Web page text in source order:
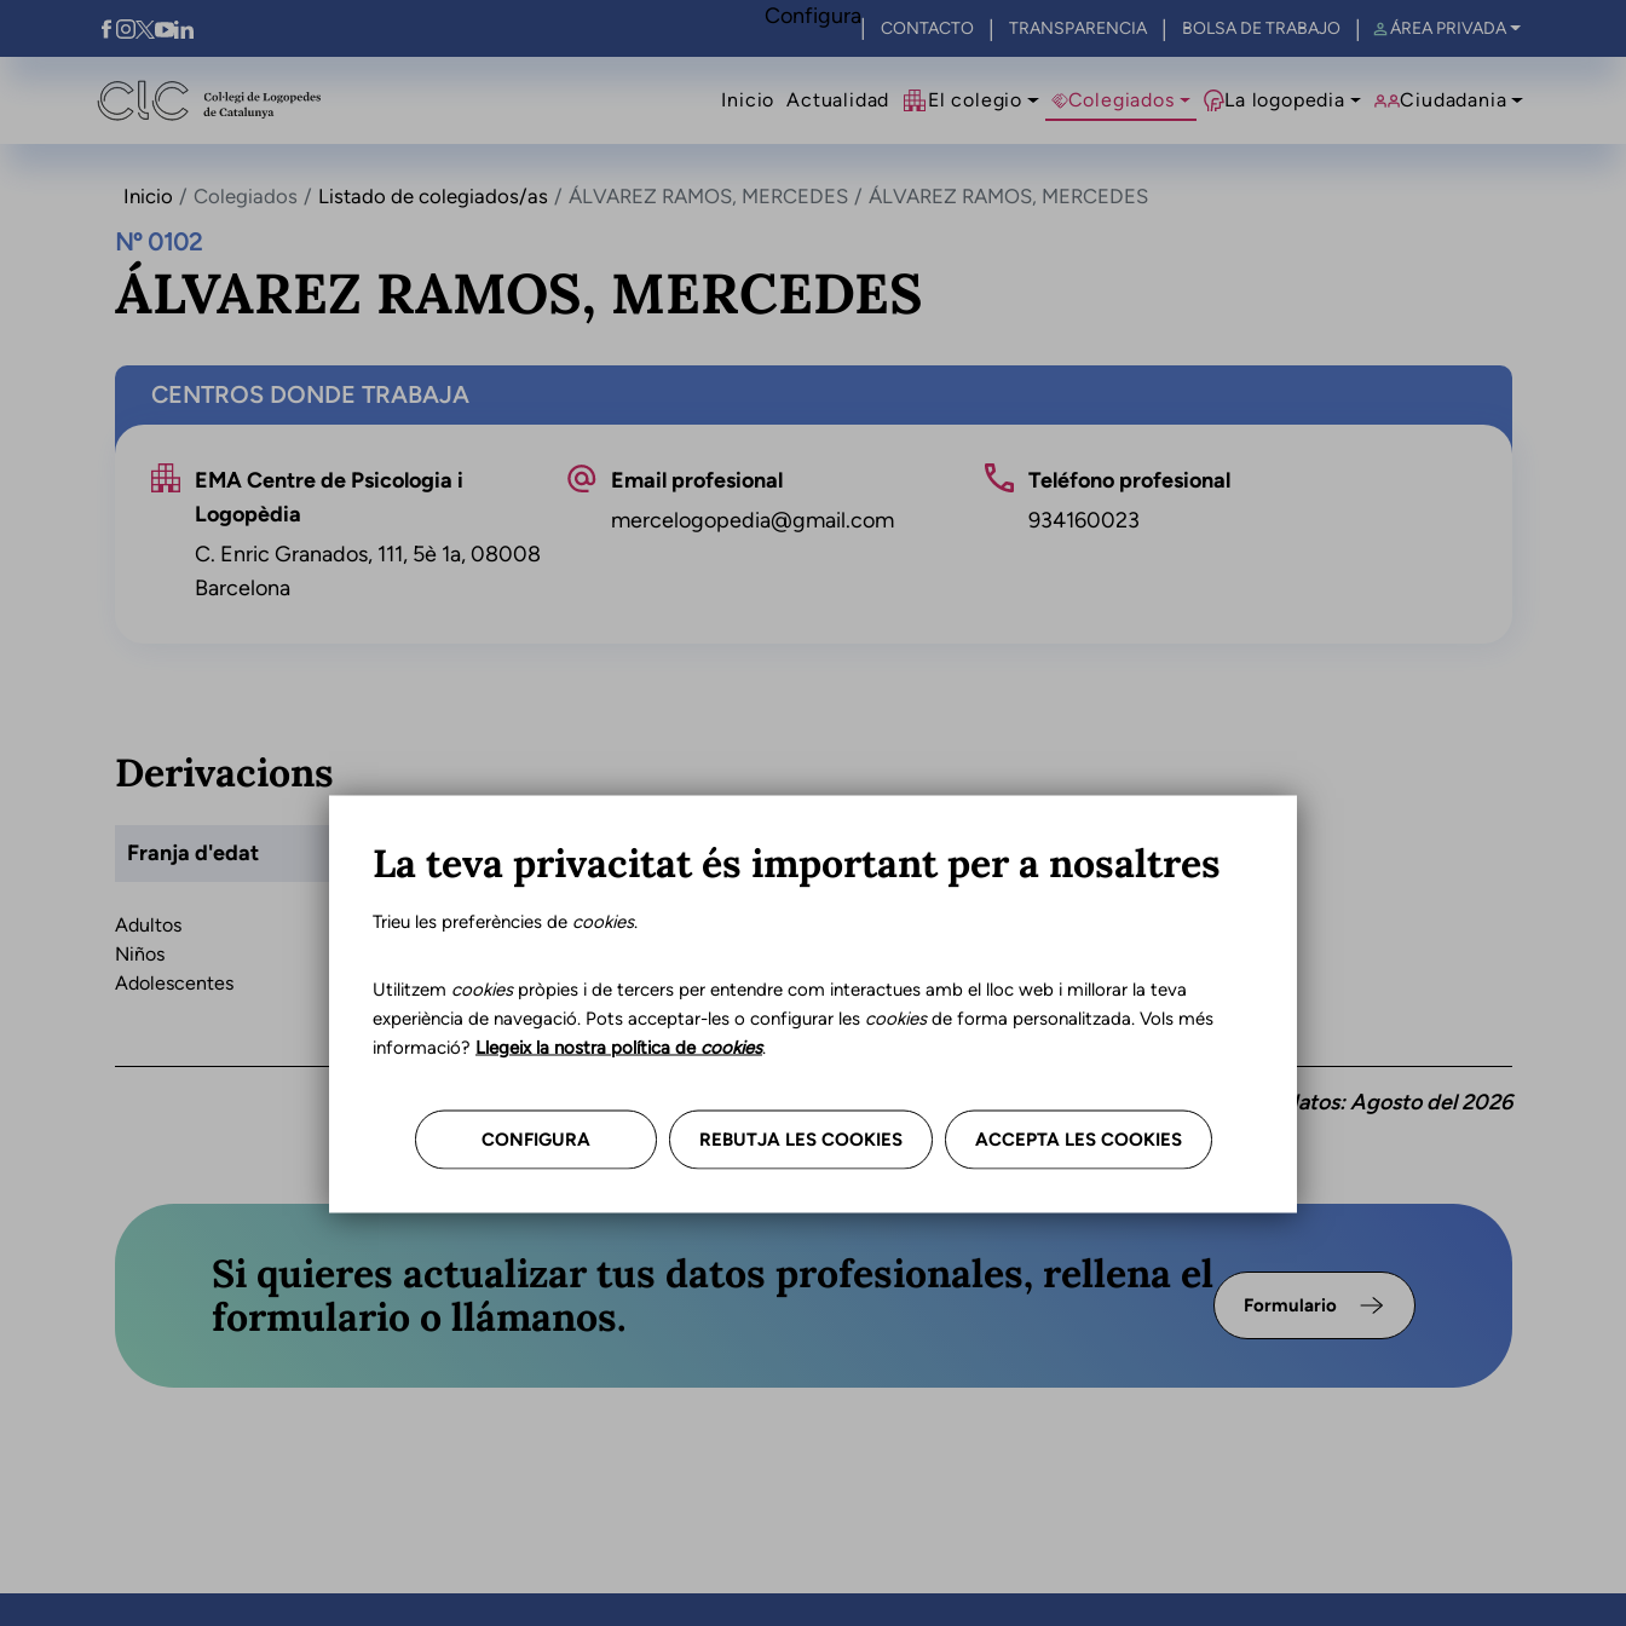
Pasar al contenido principal
Xarxes Socials CONTACTO TRANSPARENCIA BOLSA DE TRABAJO ÁREA PRIVADA
Navegació principal
Inicio Actualidad El colegio Colegiados La logopedia Ciudadania
Inicio Colegiados Listado de colegiados/as ÁLVAREZ RAMOS, MERCEDES ÁLVAREZ RAMOS, MERCEDES
Nº 0102
ÁLVAREZ RAMOS, MERCEDES
CENTROS DONDE TRABAJA
EMA Centre de Psicologia i
Logopèdia
C. Enric Granados, 111, 5è 1a, 08008
Barcelona
Email profesional
mercelogopedia@gmail.com
Teléfono profesional
934160023
Derivacions
Franja d'edat
Adultos
Niños
Adolescentes
Idiomes
Català
Última actualización de estos datos: Agosto del 2026
Si quieres actualizar tus datos profesionales, rellena el
formulario o llámanos.
Formulario
Configura
La teva privacitat és important per a nosaltres
Trieu les preferències de cookies.
Utilitzem cookiespròpies i de tercers per entendre com interactues amb el lloc web i millorar la teva
experiència de navegació. Pots acceptar-les o configurar les cookiesde forma personalitzada. Vols més
informació? Llegeix la nostra política de cookies.
CONFIGURA REBUTJA LES COOKIES ACCEPTA LES COOKIES